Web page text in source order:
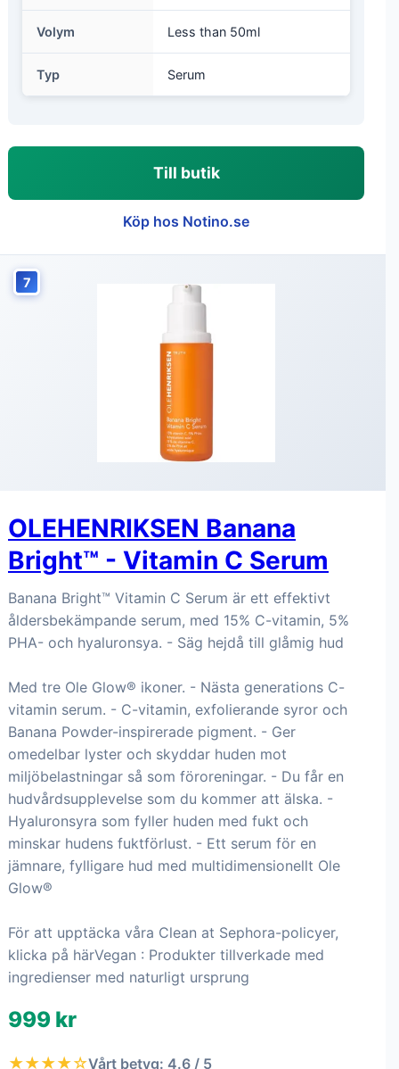
Volym Less than 50ml
Typ Serum
Till butik
Köp hos Notino.se
7
OLEHENRIKSEN Banana
Bright™ - Vitamin C Serum
Banana Bright™ Vitamin C Serum är ett effektivt
åldersbekämpande serum, med 15% C-vitamin, 5%
PHA- och hyaluronsya. - Säg hejdå till glåmig hud
Med tre Ole Glow® ikoner. - Nästa generations C-
vitamin serum. - C-vitamin, exfolierande syror och
Banana Powder-inspirerade pigment. - Ger
omedelbar lyster och skyddar huden mot
miljöbelastningar så som föroreningar. - Du får en
hudvårdsupplevelse som du kommer att älska. -
Hyaluronsyra som fyller huden med fukt och
minskar hudens fuktförlust. - Ett serum för en
jämnare, fylligare hud med multidimensionellt Ole
Glow®
För att upptäcka våra Clean at Sephora-policyer,
klicka på härVegan : Produkter tillverkade med
ingredienser med naturligt ursprung
999 kr
★★★★☆Vårt betyg: 4.6 / 5